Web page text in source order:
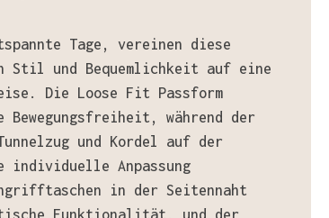
Tage, vereinen diese
Stil und Bequemlichkeit auf eine
Die Loose Fit Passform
Bewegungsfreiheit, während der
und Kordel auf der
individuelle Anpassung
in der Seitennaht
Funktionalität, und der